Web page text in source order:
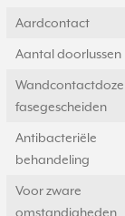
Aardcontact
Aantal doorlussen
fasegescheiden
Antibacteriële
behandeling
Voor zware
omstandigheden